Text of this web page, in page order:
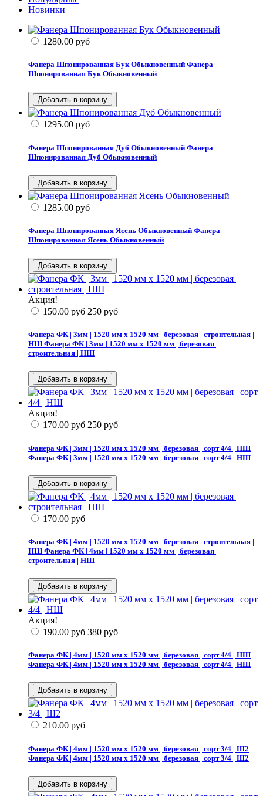
Новинки
1280.00 руб
Фанера Шпонированная Бук Обыкновенный Фанера
Шпонированная Бук Обыкновенный
1295.00 руб
Фанера Шпонированная Дуб Обыкновенный Фанера
Шпонированная Дуб Обыкновенный
1285.00 руб
Фанера Шпонированная Ясень Обыкновенный Фанера
Шпонированная Ясень Обыкновенный
Акция!
150.00 руб 250 руб
Фанера ФК | 3мм | 1520 мм х 1520 мм | березовая | строительная |
НШ Фанера ФК | 3мм | 1520 мм х 1520 мм | березовая |
строительная | НШ
Акция!
170.00 руб 250 руб
Фанера ФК | 3мм | 1520 мм х 1520 мм | березовая | сорт 4/4 | НШ
Фанера ФК | 3мм | 1520 мм х 1520 мм | березовая | сорт 4/4 | НШ
170.00 руб
Фанера ФК | 4мм | 1520 мм х 1520 мм | березовая | строительная |
НШ Фанера ФК | 4мм | 1520 мм х 1520 мм | березовая |
строительная | НШ
Акция!
190.00 руб 380 руб
Фанера ФК | 4мм | 1520 мм х 1520 мм | березовая | сорт 4/4 | НШ
Фанера ФК | 4мм | 1520 мм х 1520 мм | березовая | сорт 4/4 | НШ
210.00 руб
Фанера ФК | 4мм | 1520 мм х 1520 мм | березовая | сорт 3/4 | Ш2
Фанера ФК | 4мм | 1520 мм х 1520 мм | березовая | сорт 3/4 | Ш2